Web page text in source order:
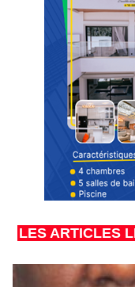
LES ARTICLES